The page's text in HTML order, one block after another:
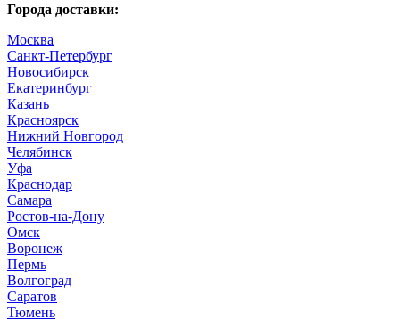
Города доставки:
Москва
Санкт-Петербург
Новосибирск
Екатеринбург
Казань
Красноярск
Нижний Новгород
Челябинск
Уфа
Краснодар
Самара
Ростов-на-Дону
Омск
Воронеж
Пермь
Волгоград
Саратов
Тюмень